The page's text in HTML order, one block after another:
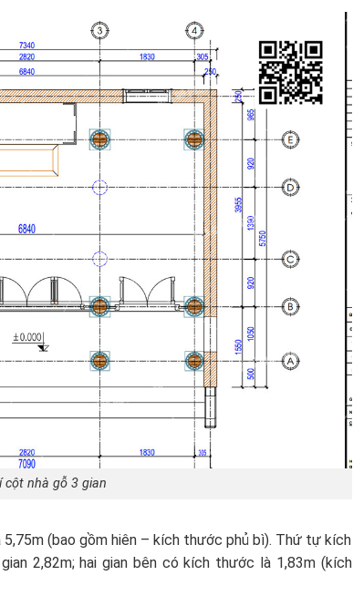
nhà gỗ 3 gian
5,75m (bao gồm hiên – kích thước phủ bì). Thứ tự kích
2,82m; hai gian bên có kích thước là 1,83m (kích